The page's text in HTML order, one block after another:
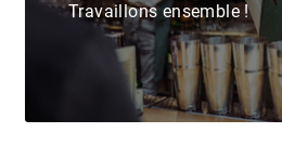
Travaillons ensemble !